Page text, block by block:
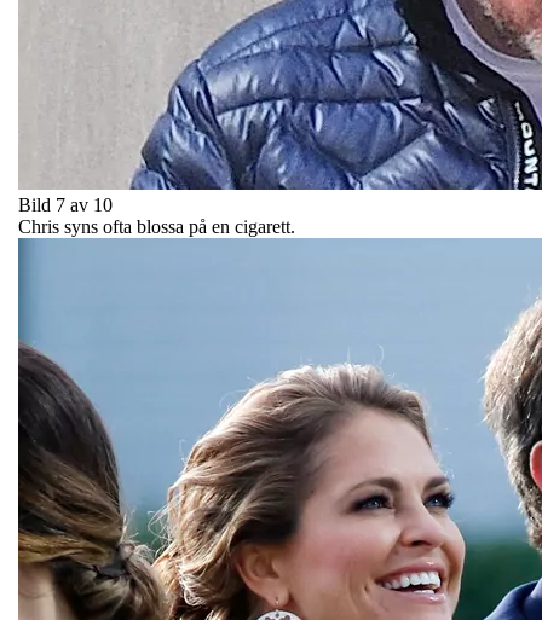
Bild 7 av 10
Chris syns ofta blossa på en cigarett.